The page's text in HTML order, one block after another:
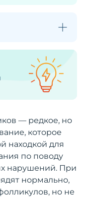
— редкое, но
которое
находкой для
по поводу
нарушений. При
нормально,
но не